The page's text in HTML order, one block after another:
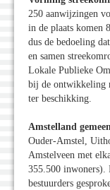
250 aanwijzingen
in de plaats komen
dus de bedoeling
en samen
Lokale Publieke
bij de ontwikkeling
ter beschikking.
Amstelland
Ouder-Amstel,
Amstelveen met
355.500 inwoners).
bestuurders